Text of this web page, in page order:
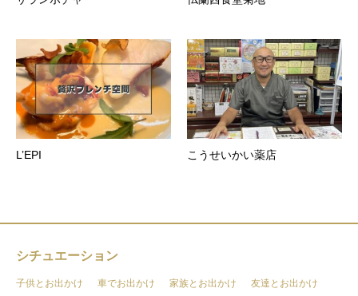
L’EPI こうせいかい薬店
シチュエーション
子供とお出かけ 車でお出かけ 家族とお出かけ
友達とお出かけ